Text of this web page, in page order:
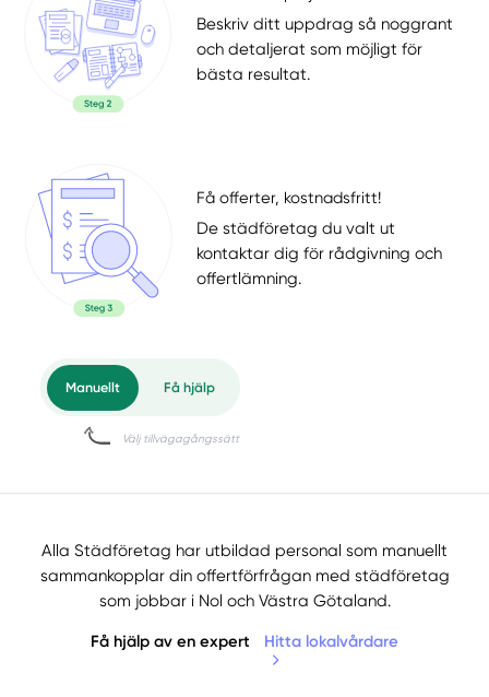
Beskriv ditt uppdrag så noggrant
och detaljerat som möjligt för
bästa resultat.
Få offerter, kostnadsfritt!
De städföretag du valt ut
kontaktar dig för rådgivning och
offertlämning.
Alla Städföretag har utbildad personal som manuellt
sammankopplar din offertförfrågan med städföretag
som jobbar i Nol och Västra Götaland.
Få hjälp av en expert Hitta lokalvårdare